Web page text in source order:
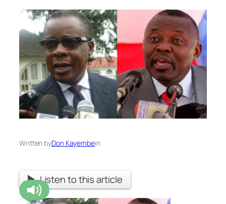
Written byDon Kayembein
Listen to this article